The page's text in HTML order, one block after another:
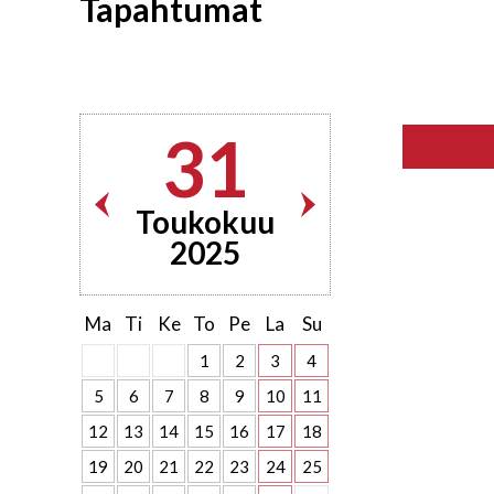
Tapahtumat
31
Toukokuu
2025
Ma Ti Ke To Pe La Su
1 2 3
4
5
6 7 8 9 10
11
12
13 14 15 16 17
18
19
20 21 22 23 24
25